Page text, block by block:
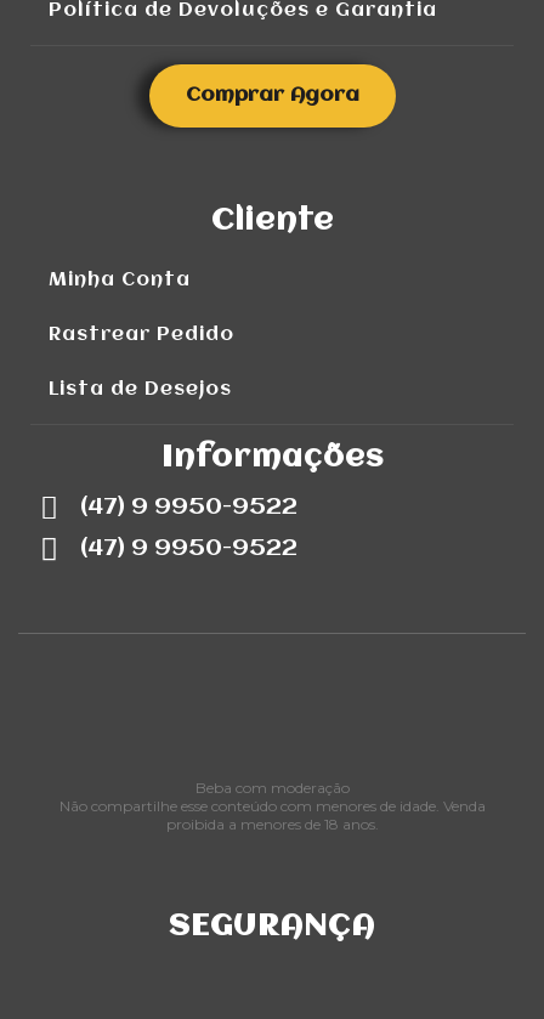
Política de Devoluções e Garantia
Comprar Agora
Cliente
Minha Conta
Rastrear Pedido
Lista de Desejos
Informações
(47) 9 9950-9522
(47) 9 9950-9522
Beba com moderação
Não compartilhe esse conteúdo com menores de idade. Venda
proibida a menores de 18 anos.
SEGURANÇA